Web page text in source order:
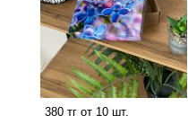
380 тг от 10 шт.